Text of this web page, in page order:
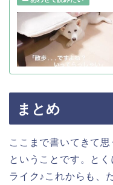
まとめ
ここまで書いてきて
ということです。と
ライク♪これからも、